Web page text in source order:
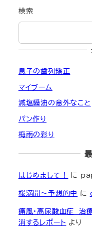
検索
息子の歯列矯正
マイブーム
減塩醤油の意外なこと
パン作り
梅雨の彩り
はじめまして！ に
桜満開～予想的中 に
痛風・高尿酸血症 治療
消するレポート より